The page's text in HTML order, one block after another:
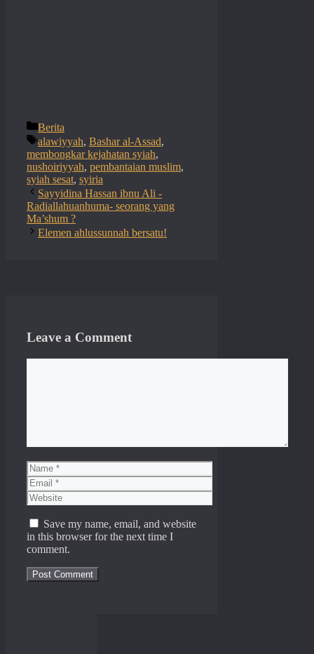
Categories
Berita
Tags
alawiyyah, Bashar al-Assad,
membongkar kejahatan syiah,
nushoiriyyah, pembantaian muslim,
syiah sesat, syiria
Sayyidina Hassan ibnu Ali -
Radiallahuanhuma- seorang yang
Ma’shum ?
Elemen ahlussunnah bersatu!
Leave a Comment
Name
Email
Website
Save my name, email, and website
in this browser for the next time I
comment.